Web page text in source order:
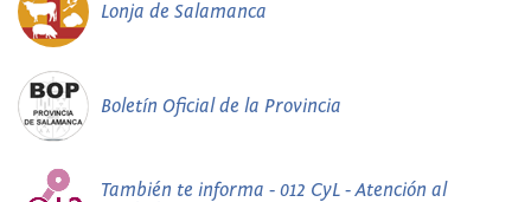
Lonja de Salamanca
Boletín Oficial de la Provincia
También te informa - 012 CyL - Atención al